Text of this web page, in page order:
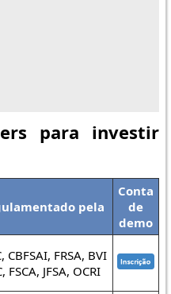
para investir
pela
Conta
de
demo
CBFSAI, FRSA, BVI
FSCA, JFSA, OCRI